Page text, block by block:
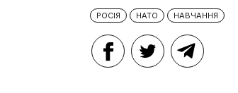
РОСІЯ НАТО НАВЧАННЯ